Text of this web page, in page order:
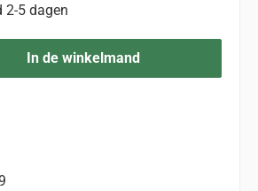
2-5 dagen
in of gebruik de knoppen om de
In de winkelmand